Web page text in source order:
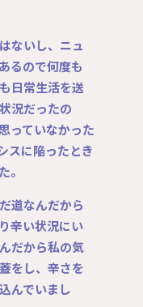
ないし、ニュ
るので何度も
日常生活を送
況だったの
っていなかった
スに陥ったとき
。
道なんだから
辛い状況にい
だから私の気
をし、辛さを
んでいまし